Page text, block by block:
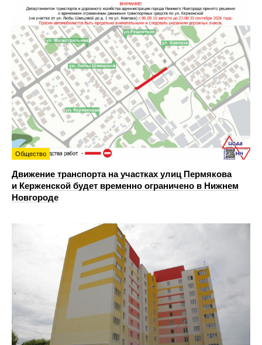
Общество
Движение транспорта на участках улиц Пермякова
и Керженской будет временно ограничено в Нижнем
Новгороде